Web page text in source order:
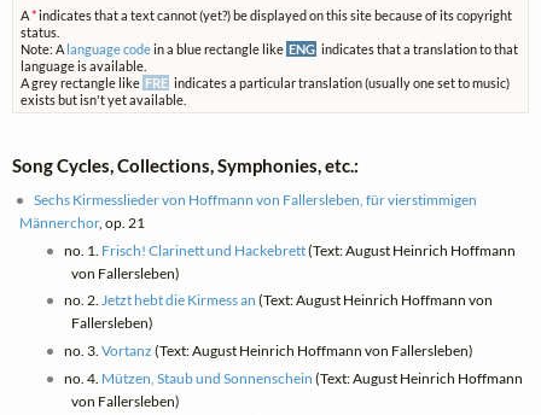
A*indicates that a text cannot (yet?) be displayed on this site because of its copyright
status.
Note: A language codein a blue rectangle like ENG indicates that a translation to that
language is available.
A grey rectangle like FRE indicates a particular translation (usually one set to music)
exists but isn't yet available.
Song Cycles, Collections, Symphonies, etc.:
Sechs Kirmesslieder von Hoffmann von Fallersleben, für vierstimmigen
Männerchor, op. 21
no. 1. Frisch! Clarinett und Hackebrett(Text: August Heinrich Hoffmann
von Fallersleben)
no. 2. Jetzt hebt die Kirmess an (Text: August Heinrich Hoffmann von
Fallersleben)
no. 3. Vortanz (Text: August Heinrich Hoffmann von Fallersleben)
no. 4. Mützen, Staub und Sonnenschein (Text: August Heinrich Hoffmann
von Fallersleben)